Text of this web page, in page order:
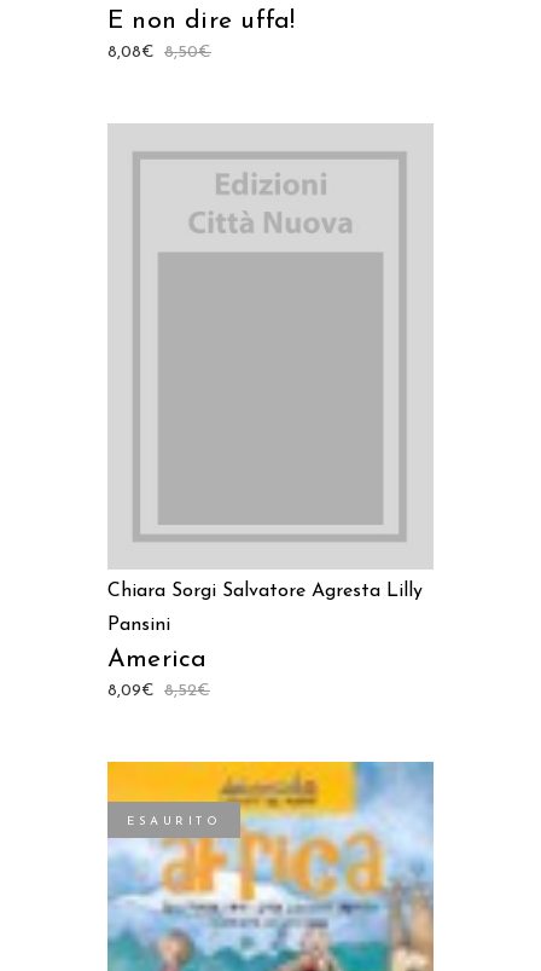
E non dire uffa!
8,50€
8,08€
Chiara Sorgi Salvatore Agresta Lilly
Pansini
America
8,52€
8,09€
ESAURITO